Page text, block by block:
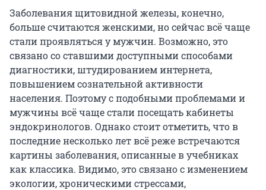
Заболевания щитовидной железы, конечно,
больше считаются женскими, но сейчас всё чаще
стали проявляться у мужчин. Возможно, это
связано со ставшими доступными способами
диагностики, штудированием интернета,
повышением сознательной активности
населения. Поэтому с подобными проблемами и
мужчины всё чаще стали посещать кабинеты
эндокринологов. Однако стоит отметить, что в
последние несколько лет всё реже встречаются
картины заболевания, описанные в учебниках
как классика. Видимо, это связано с изменением
экологии, хроническими стрессами,